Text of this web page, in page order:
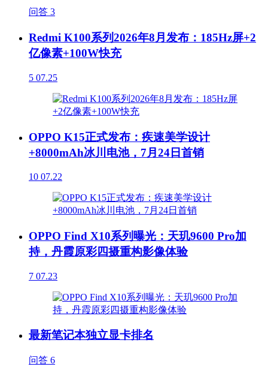
问答 3
Redmi K100系列2026年8月发布：185Hz屏+2
亿像素+100W快充
5 07.25
OPPO K15正式发布：疾速美学设计
+8000mAh冰川电池，7月24日首销
10 07.22
OPPO Find X10系列曝光：天玑9600 Pro加
持，丹霞原彩四摄重构影像体验
7 07.23
最新笔记本独立显卡排名
问答 6